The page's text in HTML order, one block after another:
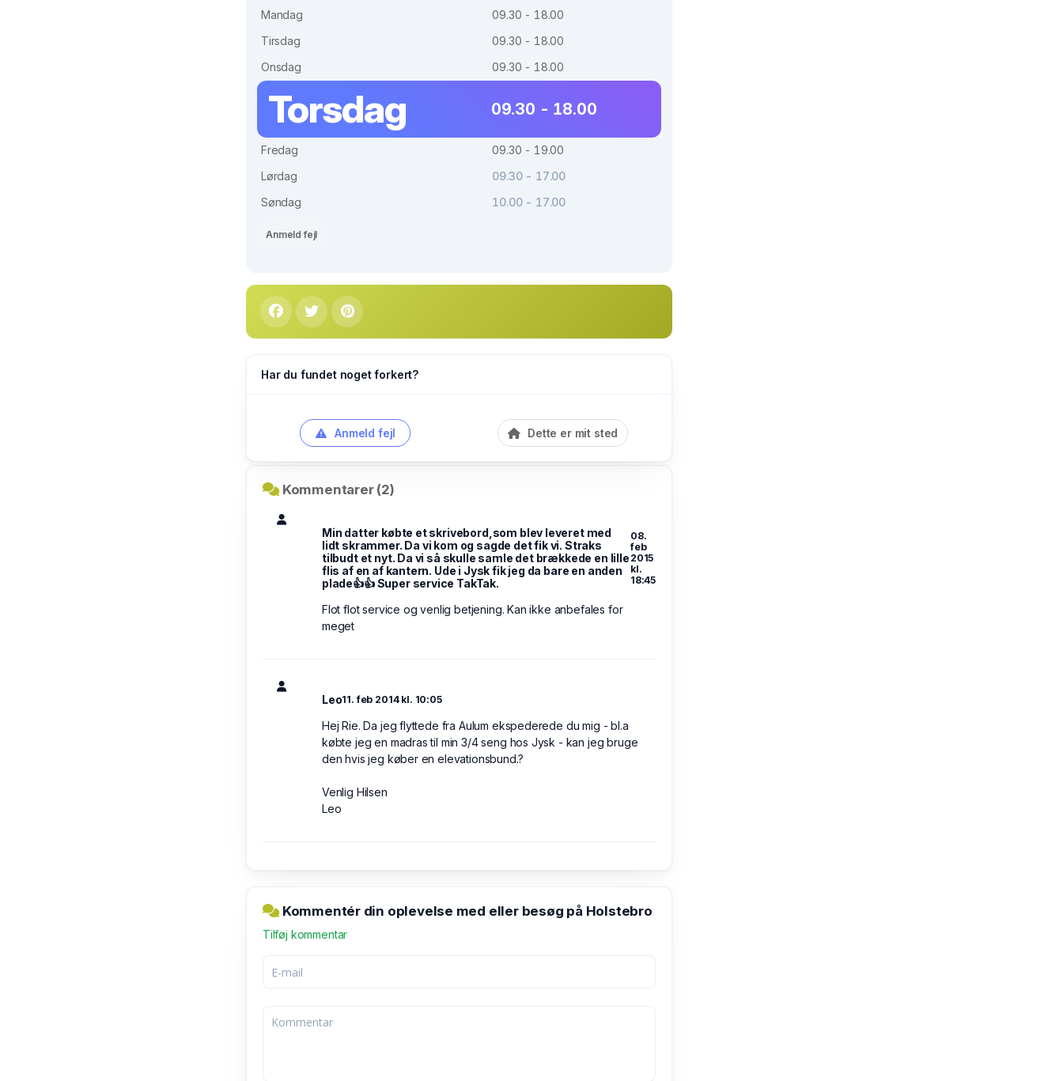
Mandag
09.30 - 18.00
Tirsdag
09.30 - 18.00
Onsdag
09.30 - 18.00
Torsdag 09.30 - 18.00
Fredag
09.30 - 19.00
Lørdag
09.30 - 17.00
Søndag
10.00 - 17.00
Anmeld fejl
Har du fundet noget forkert?
Anmeld fejl Dette er mit sted
Kommentarer (2)
Min datter købte et skrivebord,som blev leveret med
lidt skrammer. Da vi kom og sagde det fik vi. Straks
tilbudt et nyt. Da vi så skulle samle det brækkede en lille
flis af en af kantern. Ude i Jysk fik jeg da bare en anden
plade👍👍 Super service TakTak.
08.
feb
2015
kl.
18:45
Flot flot service og venlig betjening. Kan ikke anbefales for
meget
Leo11. feb 2014 kl. 10:05
Hej Rie. Da jeg flyttede fra Aulum ekspederede du mig - bl.a
købte jeg en madras til min 3/4 seng hos Jysk - kan jeg bruge
den hvis jeg køber en elevationsbund.?
Venlig Hilsen
Leo
Kommentér din oplevelse med eller besøg på Holstebro
Tilføj kommentar